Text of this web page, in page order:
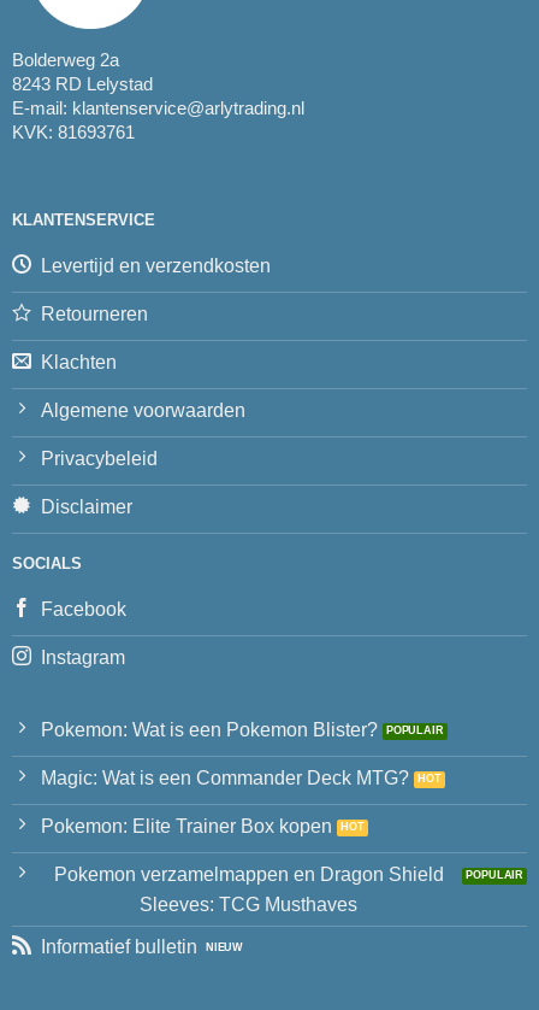
Bolderweg 2a
8243 RD Lelystad
E-mail: klantenservice@arlytrading.nl
KVK: 81693761
KLANTENSERVICE
Levertijd en verzendkosten
Retourneren
Klachten
Algemene voorwaarden
Privacybeleid
Disclaimer
SOCIALS
Facebook
Instagram
Pokemon: Wat is een Pokemon Blister?
Magic: Wat is een Commander Deck MTG?
Pokemon: Elite Trainer Box kopen
Pokemon verzamelmappen en Dragon Shield
Sleeves: TCG Musthaves
Informatief bulletin